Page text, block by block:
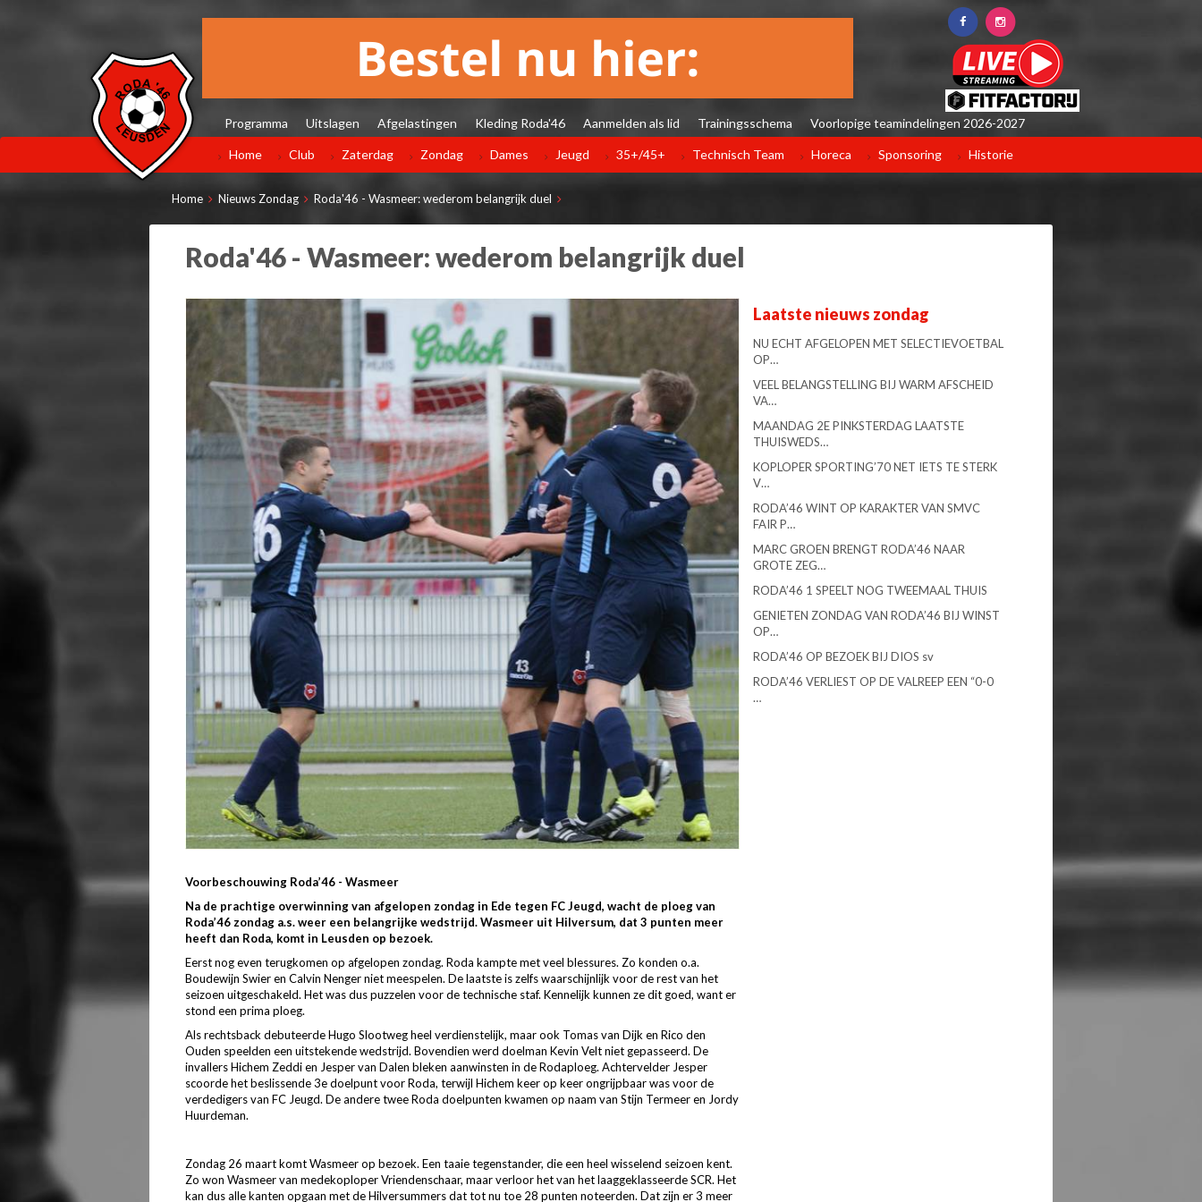
Programma Uitslagen Afgelastingen Kleding Roda'46 Aanmelden als lid Trainingsschema Voorlopige teamindelingen 2026-2027
Home Club Zaterdag Zondag Dames Jeugd 35+/45+ Technisch Team Horeca Sponsoring Historie
Home Nieuws Zondag Roda'46 - Wasmeer: wederom belangrijk duel
Roda'46 - Wasmeer: wederom belangrijk duel
Voorbeschouwing Roda’46 - Wasmeer
Na de prachtige overwinning van afgelopen zondag in Ede tegen FC Jeugd, wacht de ploeg van
Roda’46 zondag a.s. weer een belangrijke wedstrijd. Wasmeer uit Hilversum, dat 3 punten meer
heeft dan Roda, komt in Leusden op bezoek.
Eerst nog even terugkomen op afgelopen zondag. Roda kampte met veel blessures. Zo konden o.a.
Boudewijn Swier en Calvin Nenger niet meespelen. De laatste is zelfs waarschijnlijk voor de rest van het
seizoen uitgeschakeld. Het was dus puzzelen voor de technische staf. Kennelijk kunnen ze dit goed, want er
stond een prima ploeg.
Als rechtsback debuteerde Hugo Slootweg heel verdienstelijk, maar ook Tomas van Dijk en Rico den
Ouden speelden een uitstekende wedstrijd. Bovendien werd doelman Kevin Velt niet gepasseerd. De
invallers Hichem Zeddi en Jesper van Dalen bleken aanwinsten in de Rodaploeg. Achtervelder Jesper
scoorde het beslissende 3e doelpunt voor Roda, terwijl Hichem keer op keer ongrijpbaar was voor de
verdedigers van FC Jeugd. De andere twee Roda doelpunten kwamen op naam van Stijn Termeer en Jordy
Huurdeman.
Zondag 26 maart komt Wasmeer op bezoek. Een taaie tegenstander, die een heel wisselend seizoen kent.
Zo won Wasmeer van medekoploper Vriendenschaar, maar verloor het van het laaggeklasseerde SCR. Het
kan dus alle kanten opgaan met de Hilversummers dat tot nu toe 28 punten noteerden. Dat zijn er 3 meer
Laatste nieuws zondag
NU ECHT AFGELOPEN MET SELECTIEVOETBAL
OP…
VEEL BELANGSTELLING BIJ WARM AFSCHEID
VA…
MAANDAG 2E PINKSTERDAG LAATSTE
THUISWEDS…
KOPLOPER SPORTING’70 NET IETS TE STERK
V…
RODA’46 WINT OP KARAKTER VAN SMVC
FAIR P…
MARC GROEN BRENGT RODA’46 NAAR
GROTE ZEG…
RODA’46 1 SPEELT NOG TWEEMAAL THUIS
GENIETEN ZONDAG VAN RODA’46 BIJ WINST
OP…
RODA’46 OP BEZOEK BIJ DIOS sv
RODA’46 VERLIEST OP DE VALREEP EEN “0-0
…